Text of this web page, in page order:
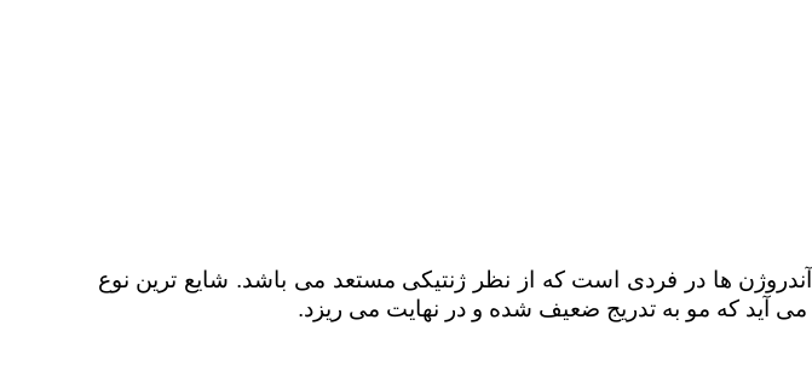
ها در فردی است که از نظر ژنتیکی مستعد می باشد. شایع ترین نوع